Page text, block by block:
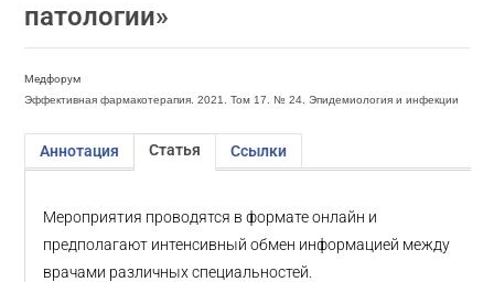
патологии»
Медфорум
Эффективная фармакотерапия. 2021. Том 17. № 24. Эпидемиология и инфекции
Аннотация Статья Ссылки
Мероприятия проводятся в формате онлайн и
предполагают интенсивный обмен информацией между
врачами различных специальностей.